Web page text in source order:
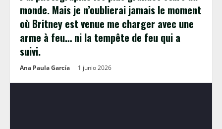
monde. Mais je n’oublierai jamais le moment
où Britney est venue me charger avec une
arme à feu… ni la tempête de feu qui a
suivi.
Ana Paula García 1 junio 2026